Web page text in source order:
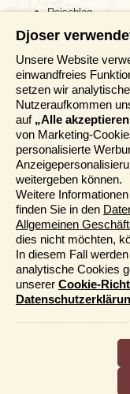
Reiseblog
Reisemessen
Häufig gestellte
AGB
Formblatt
Datenschutz
Informationstage
Unser Belgischer
Unser
Sitemap
Cookie-Richtlinie
Mehr
Für unseren
Djoser
Unsere Website
einwandfreies
setzen wir
Nutzeraufkommen
auf „Alle
von Marketing-
personalisierte
weitergeben können.
Weitere
finden Sie in den
Allgemeinen
dies nicht möchten,
In diesem Fall
analytische Cookies
unserer Cookie-
Cookies, die
sicherstellen,
Nutzung der
Marketing-